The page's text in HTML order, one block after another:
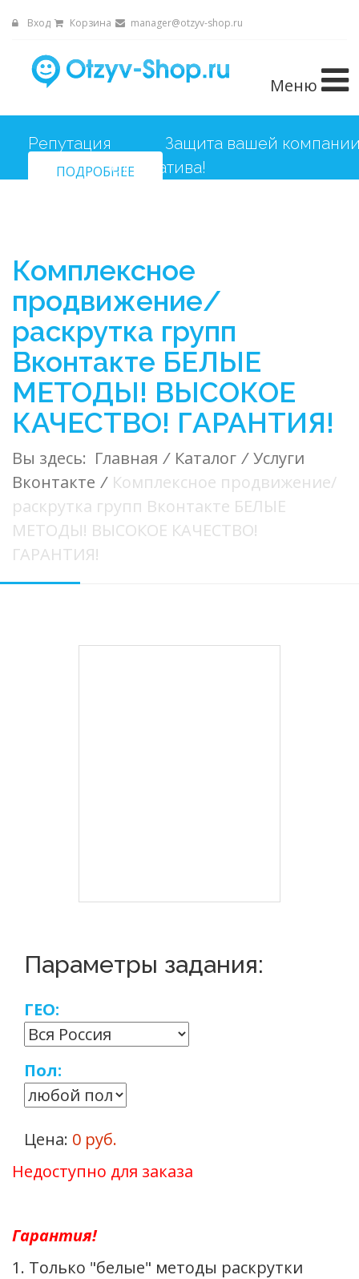
Вход Корзина manager@otzyv-shop.ru
Меню
Репутация
Защита вашей
от негатива!
ПОДРОБНЕЕ
Комплексное
продвижение/
раскрутка групп
Вконтакте БЕЛЫЕ
МЕТОДЫ! ВЫСОКОЕ
КАЧЕСТВО! ГАРАНТИЯ!
Вы здесь: Главная / Каталог / Услуги
Вконтакте / Комплексное продвижение/
раскрутка групп Вконтакте БЕЛЫЕ
МЕТОДЫ! ВЫСОКОЕ КАЧЕСТВО!
ГАРАНТИЯ!
Параметры задания:
ГЕО:
Пол:
Цена: 0 руб.
Недоступно для заказа
Гарантия!
Только "белые" методы раскрутки